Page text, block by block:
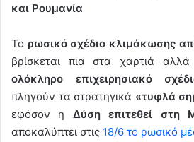
και Ρουμανία
To ρωσικό σχέδιο κλιμάκωσης
βρίσκεται πια στα χαρτιά αλλά
ολόκληρο επιχειρησιακό
πληγούν τα στρατηγικά «τυφλά
εφόσον η Δύση επιτεθεί στη
αποκαλύπτει στις 18/6 το ρωσικό